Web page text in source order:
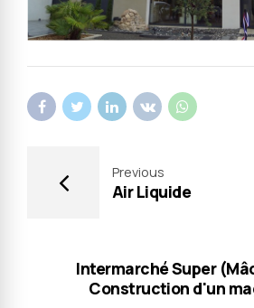
Previous
Air Liquide
Intermarché Super
Construction d'un